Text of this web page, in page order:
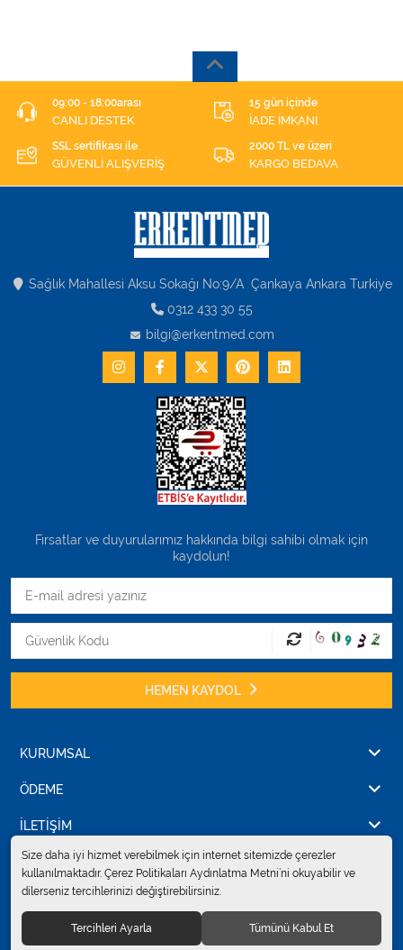
09:00 - 18:00arası
CANLI DESTEK
15 gün içinde
İADE İMKANI
SSL sertifikası ile
GÜVENLİ ALIŞVERİŞ
2000 TL ve üzeri
KARGO BEDAVA
Sağlık Mahallesi Aksu Sokağı No:9/A Çankaya Ankara Turkiye
0312 433 30 55
bilgi@erkentmed.com
Fırsatlar ve duyurularımız hakkında bilgi sahibi olmak için
kaydolun!
HEMEN KAYDOL
KURUMSAL
ÖDEME
İLETİŞİM
© 2024Erkent Sağlık Ürünleri Pazarlama San.ve Tic. Ltd.Şti.
saklıdır.
Size daha iyi hizmet verebilmek için internet sitemizde çerezler
kullanılmaktadır. Çerez Politikaları Aydınlatma Metni’ni okuyabilir ve
dilerseniz tercihlerinizi değiştirebilirsiniz.
Tercihleri Ayarla Tümünü Kabul Et